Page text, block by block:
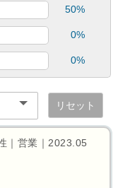
50%
0%
0%
リセット
｜営業｜2023.05